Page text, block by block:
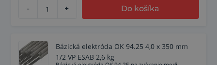
- + Do košíka
Bázická elektróda OK 94.25 4,0 x 350 mm
1/2 VP ESAB 2,6 kg